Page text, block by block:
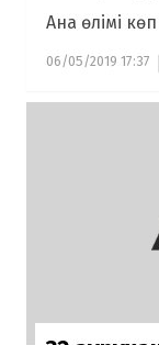
Ана өлімі
06/05/2019 17:37